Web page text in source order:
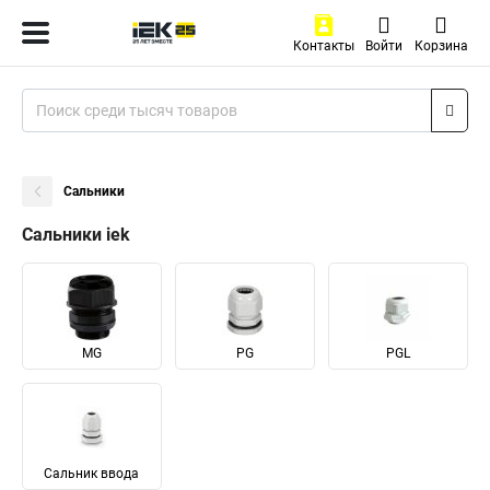
Контакты Войти Корзина
Сальники
Сальники iek
MG PG PGL
Сальник ввода